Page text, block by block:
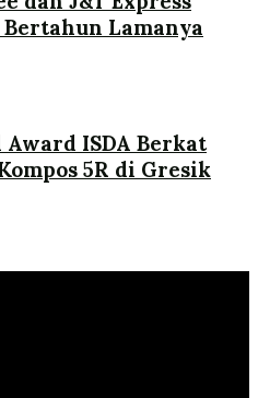
Lamanya
ISDA Berkat
5R di Gresik